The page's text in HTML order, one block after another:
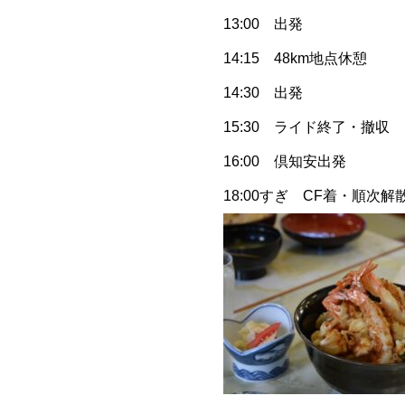
13:00 出発
14:15 48km地点休憩
14:30 出発
15:30 ライド終了・撤収
16:00 倶知安出発
18:00すぎ CF着・順次解